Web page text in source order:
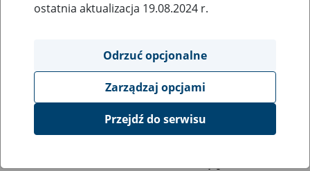
Szkolenia
Obszar merytoryczny
obsługa klientów
Opis wydarzenia
Platforma Usług Elektronicznych ZUS eZUS
ostatnia aktualizacja 19.08.2024 r.
Odrzuć opcjonalne
Zarządzaj opcjami
Przejdź do serwisu